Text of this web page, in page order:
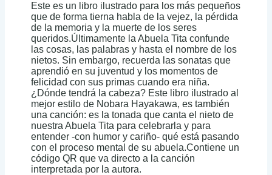
Este es un libro ilustrado para los más pequeños
que de forma tierna habla de la vejez, la pérdida
de la memoria y la muerte de los seres
queridos.Últimamente la Abuela Tita confunde
las cosas, las palabras y hasta el nombre de los
nietos. Sin embargo, recuerda las sonatas que
aprendió en su juventud y los momentos de
felicidad con sus primas cuando era niña.
¿Dónde tendrá la cabeza? Este libro ilustrado al
mejor estilo de Nobara Hayakawa, es también
una canción: es la tonada que canta el nieto de
nuestra Abuela Tita para celebrarla y para
entender -con humor y cariño- qué está pasando
con el proceso mental de su abuela.Contiene un
código QR que va directo a la canción
interpretada por la autora.